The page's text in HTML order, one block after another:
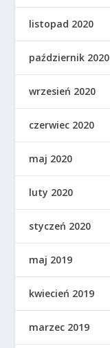
listopad 2020
październik 2020
wrzesień 2020
czerwiec 2020
maj 2020
luty 2020
styczeń 2020
maj 2019
kwiecień 2019
marzec 2019